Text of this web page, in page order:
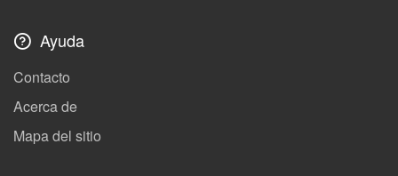
Ayuda
Contacto
Acerca de
Mapa del sitio